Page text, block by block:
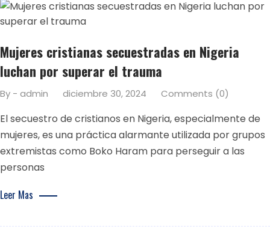
Mujeres cristianas secuestradas en Nigeria
luchan por superar el trauma
By - admin diciembre 30, 2024 Comments (0)
El secuestro de cristianos en Nigeria, especialmente de
mujeres, es una práctica alarmante utilizada por grupos
extremistas como Boko Haram para perseguir a las
personas
Leer Mas